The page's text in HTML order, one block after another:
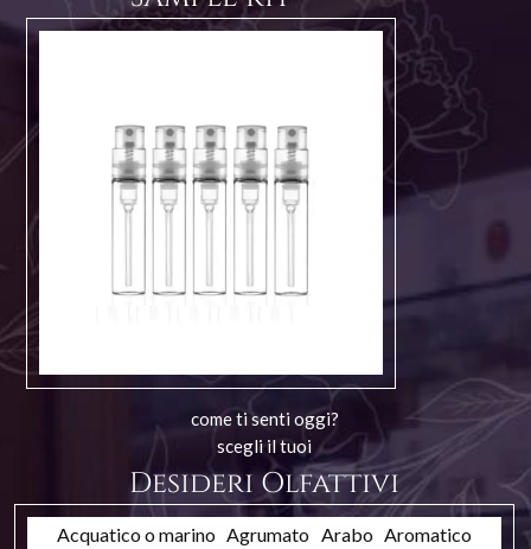
come ti senti oggi?
scegli il tuoi
Desideri Olfattivi
Acquatico o marino Agrumato Arabo Aromatico